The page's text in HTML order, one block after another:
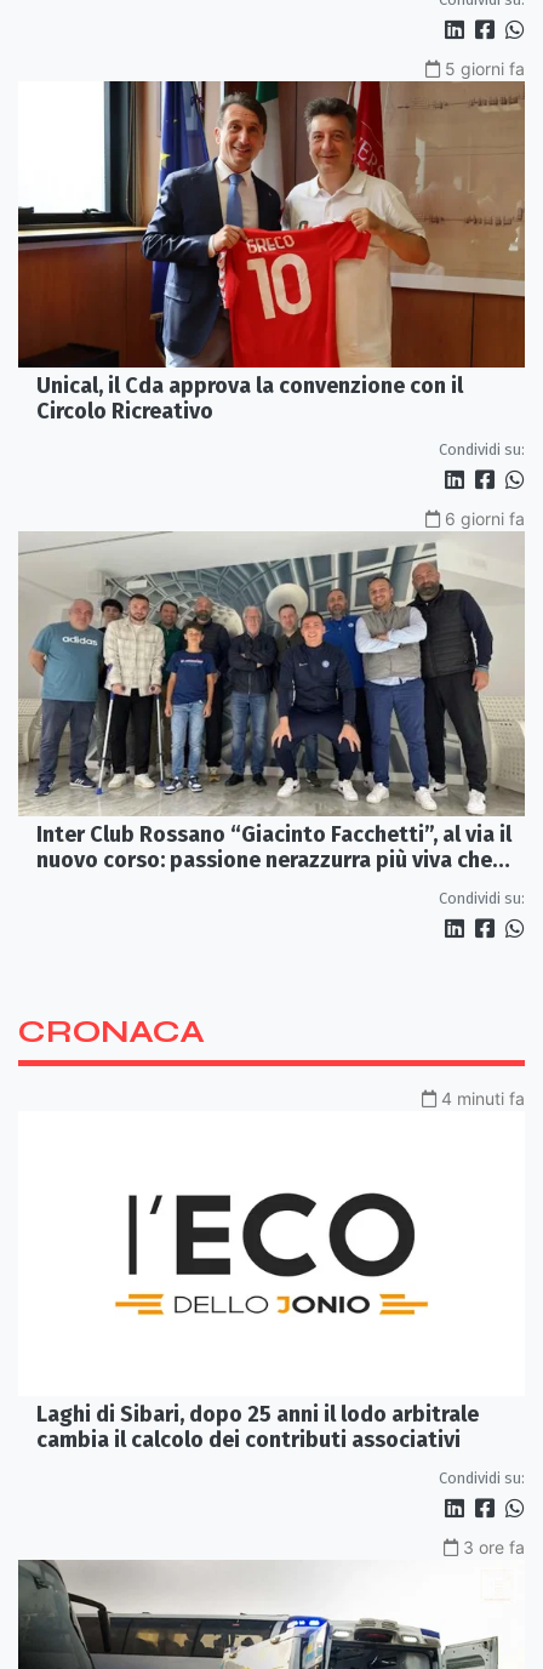
5 giorni fa
Unical, il Cda approva la convenzione con il
Circolo Ricreativo
Condividi su:
6 giorni fa
Inter Club Rossano “Giacinto Facchetti”, al via il
nuovo corso: passione nerazzurra più viva che
Condividi su:
CRONACA
4 minuti fa
Laghi di Sibari, dopo 25 anni il lodo arbitrale
cambia il calcolo dei contributi associativi
Condividi su:
3 ore fa